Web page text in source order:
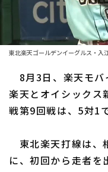
1軍公式戦
ファーム東地区
ファーム西地区
交流戦
選手名鑑
選手名鑑トップ
北海道日本ハ
東北楽天ゴー
千葉ロッテマ
ニュース
設定
東北楽天ゴールデンイーグルス・入
8月3日、楽天モバ
楽天とオイシックス
戦第9回戦は、5対1
東北楽天打線は、
に、初回から走者を